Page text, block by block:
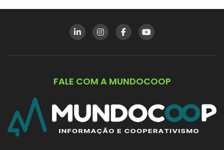
FALE COM A MUNDOCOOP